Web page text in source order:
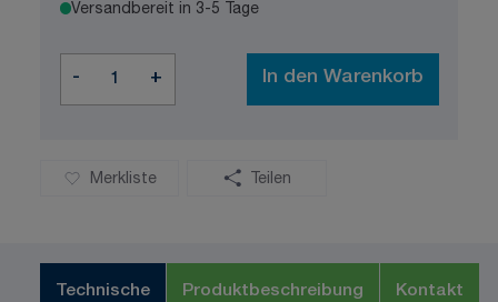
Versandbereit in 3-5 Tage
- + In den Warenkorb
Merkliste Teilen
Technische
Produktbeschreibung Kontakt